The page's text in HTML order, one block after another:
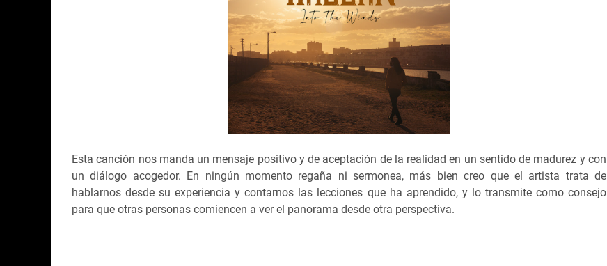
Esta canción nos manda un mensaje positivo y de aceptación de la realidad en un sentido de madurez y con
un diálogo acogedor. En ningún momento regaña ni sermonea, más bien creo que el artista trata de
hablarnos desde su experiencia y contarnos las lecciones que ha aprendido, y lo transmite como consejo
para que otras personas comiencen a ver el panorama desde otra perspectiva.